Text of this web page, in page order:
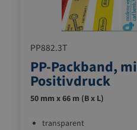
PP882.3T
PP-Packband,
Positivdruck
50 mm x 66 m (B x L)
transparent